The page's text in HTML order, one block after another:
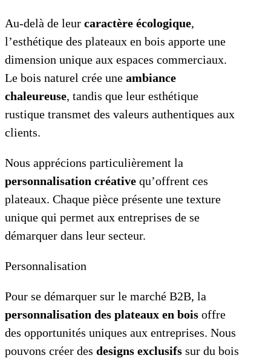
Au-delà de leur caractère écologique,
l’esthétique des plateaux en bois apporte une
dimension unique aux espaces commerciaux.
Le bois naturel crée une ambiance
chaleureuse, tandis que leur esthétique
rustique transmet des valeurs authentiques aux
clients.
Nous apprécions particulièrement la
personnalisation créative qu’offrent ces
plateaux. Chaque pièce présente une texture
unique qui permet aux entreprises de se
démarquer dans leur secteur.
Personnalisation
Pour se démarquer sur le marché B2B, la
personnalisation des plateaux en bois offre
des opportunités uniques aux entreprises. Nous
pouvons créer des designs exclusifs sur du bois